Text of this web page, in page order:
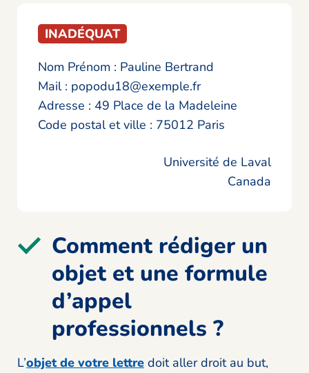
INADÉQUAT
Nom Prénom : Pauline Bertrand
Mail : popodu18@exemple.fr
Adresse : 49 Place de la Madeleine
Code postal et ville : 75012 Paris
Université de Laval
Canada
Comment rédiger un
objet et une formule
d’appel
professionnels ?
L’objet de votre lettre doit aller droit au but,